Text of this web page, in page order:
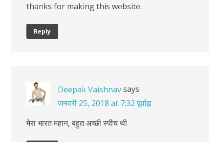
thanks for making this website.
Reply
Deepak Vaishnavsays
जनवरी 25, 2018 at 7:32 पूर्वाह्न
मेरा भारत महान, बहुत अच्छी स्पीच थी